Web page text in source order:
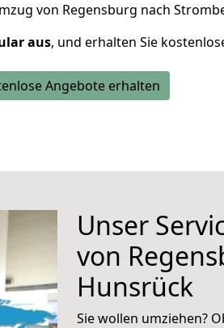
von Regensburg nach
aus, und erhalten Sie
Angebote erhalten
Unser
von
Hunsrück
Sie wollen umziehen?